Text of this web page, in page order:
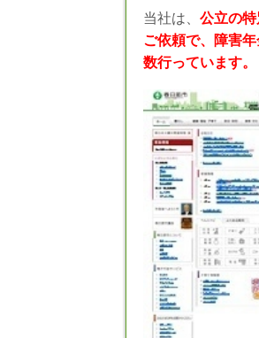
当社は、 公立の
ご依頼で、障害
数行っています。